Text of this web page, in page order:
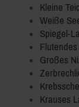
Kleine
Weiße
Spiegel-
Großes
Krauses